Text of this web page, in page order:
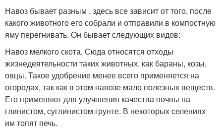
Навоз бывает разным , здесь все зависит от того, после
какого животного его собрали и отправили в компостную
яму перегнивать. Он бывает следующих видов:
Навоз мелкого скота. Сюда относятся отходы
жизнедеятельности таких животных, как бараны, козы,
овцы. Такое удобрение менее всего применяется на
огородах, так как в этом навозе мало полезных веществ.
Его применяют для улучшения качества почвы на
глинистом, суглинистом грунте. В некоторых селениях
им топят печь.